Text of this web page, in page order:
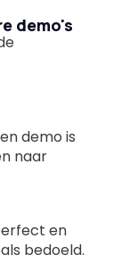
demo's
demo is
naar
en
bedoeld.